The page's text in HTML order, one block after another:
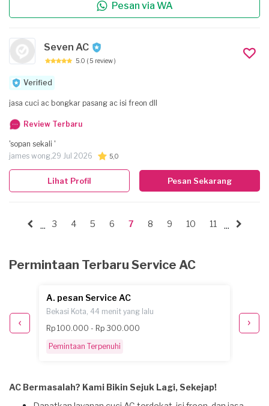
Pesan via WA
Seven AC
5.0 ( 5 review )
Verified
jasa cuci ac bongkar pasang ac isi freon dll
Review Terbaru
'sopan sekali '
james wong,29 Jul 2026 5,0
Pesan Sekarang
Lihat Profil
... 3 4 5 6 7 8 9 10 11 ...
Permintaan Terbaru Service AC
A. pesan Service AC
Bekasi Kota, 44 menit yang lalu
Rp 100.000 - Rp 300.000
Pemintaan Terpenuhi
Rp
AC Bermasalah? Kami Bikin Sejuk Lagi, Sekejap!